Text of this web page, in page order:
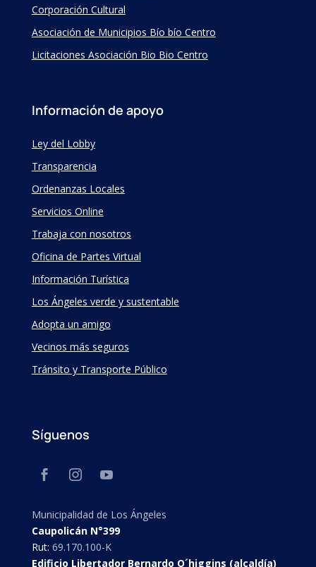
Corporación Cultural
Asociación de Municipios Bío bío Centro
Licitaciones Asociación Bio Bio Centro
Información de apoyo
Ley del Lobby
Transparencia
Ordenanzas Locales
Servicios Online
Trabaja con nosotros
Oficina de Partes Virtual
Información Turística
Los Ángeles verde y sustentable
Adopta un amigo
Vecinos más seguros
Tránsito y Transporte Público
Síguenos
Municipalidad de Los Ángeles
Caupolicán N°399
Rut: 69.170.100-K
Edificio Libertador Bernardo O´higgins (alcaldía)